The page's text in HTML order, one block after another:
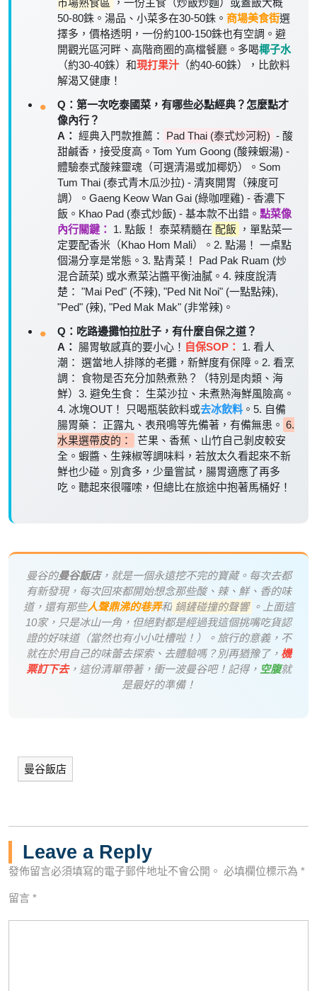
市場熟食區
，一份主食（炒飯炒麵）或蓋飯大概
50-80銖。湯品、小菜多在30-50銖。 商場美食街選
擇多，價格透明，一份約100-150銖也有空調。避
開觀光區河畔、高階商圈的高檔餐廳。多喝椰子水
（約30-40銖）和現打果汁 （約40-60銖），比飲料
解渴又健康！
Q：第一次吃泰國菜，有哪些必點經典？怎麼點才
像內行？
A： 經典入門款推薦： Pad Thai (泰式炒河粉) - 酸
甜鹹香，接受度高。Tom Yum Goong (酸辣蝦湯) -
體驗泰式酸辣靈魂（可選清湯或加椰奶）。Som
Tum Thai (泰式青木瓜沙拉) - 清爽開胃（辣度可
調）。Gaeng Keow Wan Gai (綠咖哩雞) - 香濃下
飯。Khao Pad (泰式炒飯) - 基本款不出錯。 點菜像
內行關鍵： 1. 點飯！ 泰菜精髓在 配飯
，單點菜一
定要配香米（Khao Hom Mali）。2. 點湯！ 一桌點
個湯分享是常態。3. 點青菜！ Pad Pak Ruam (炒
混合蔬菜) 或水煮菜沾醬平衡油膩。4. 辣度說清
楚： "Mai Ped" (不辣), "Ped Nit Noi" (一點點辣),
"Ped" (辣), "Ped Mak Mak" (非常辣)。
Q：吃路邊攤怕拉肚子，有什麼自保之道？
A： 腸胃敏感真的要小心！ 自保SOP： 1. 看人
潮： 選當地人排隊的老攤，新鮮度有保障。2. 看烹
調： 食物是否充分加熱煮熟？（特別是肉類、海
鮮）3. 避免生食： 生菜沙拉、未煮熟海鮮風險高。
4. 冰塊OUT！ 只喝瓶裝飲料或去冰飲料 。5. 自備
腸胃藥： 正露丸、表飛鳴等先備著，有備無患。 6.
水果選帶皮的：
芒果、香蕉、山竹自己剝皮較安
全。蝦醬、生辣椒等調味料，若放太久看起來不新
鮮也少碰。別貪多，少量嘗試，腸胃適應了再多
吃。聽起來很囉嗦，但總比在旅途中抱著馬桶好！
曼谷的曼谷飯店，就是一個永遠挖不完的寶藏。每次去都
有新發現，每次回來都開始想念那些酸、辣、鮮、香的味
道，還有那些人聲鼎沸的巷弄和 鍋鏟碰撞的聲響
。上面這
10家，只是冰山一角，但絕對都是經過我這個挑嘴吃貨認
證的好味道（當然也有小小吐槽啦！）。旅行的意義，不
就在於用自己的味蕾去探索、去體驗嗎？別再猶豫了， 機
票訂下去，這份清單帶著，衝一波曼谷吧！記得， 空腹就
是最好的準備！
曼谷飯店
Leave a Reply
發佈留言必須填寫的電子郵件地址不會公開。 必填欄位標示為 *
留言 *